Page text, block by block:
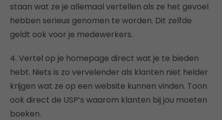
staan wat ze je allemaal vertellen als ze het gevoel
hebben serieus genomen te worden. Dit zelfde
geldt ook voor je medewerkers.
4. Vertel op je homepage direct wat je te bieden
hebt. Niets is zo vervelender als klanten niet helder
krijgen wat ze op een website kunnen vinden. Toon
ook direct de USP’s waarom klanten bij jou moeten
boeken.